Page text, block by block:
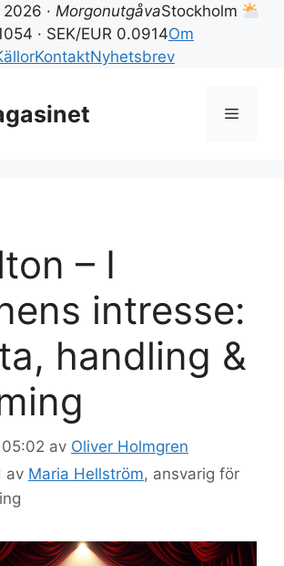
· MorgonutgåvaStockholm
· SEK/EUR 0.0914Om
KontaktNyhetsbrev
Meny
– I
intresse:
handling &
av Oliver Holmgren
av Maria Hellström, ansvarig för